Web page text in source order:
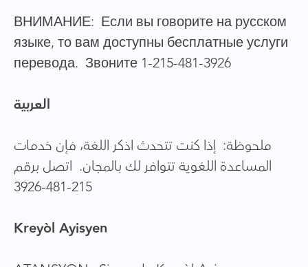
ВНИМАНИЕ: Если вы говорите на русском
языке, то вам доступны бесплатные услуги
перевода. Звоните 1-215-481-3926
العربية
ملحوظة: إذا كنت تتحدث اذكر اللغة، فإن خدمات
المساعدة اللغوية تتوافر لك بالمجان. اتصل برقم
215-481-3926
Kreyòl Ayisyen